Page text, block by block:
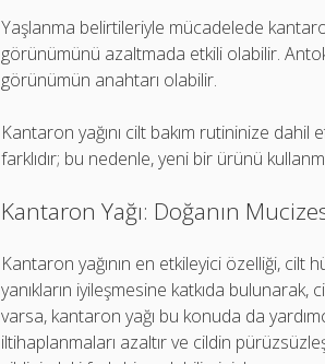
Yaşlanma belirtileriyle mücadelede
görünümünü azaltmada etkili olabilir.
görünümün anahtarı olabilir.
Kantaron yağını cilt bakım rutininize
farklıdır; bu nedenle, yeni bir ürünü
Kantaron Yağı: Doğanın
Kantaron yağının en etkileyici özelliği, cilt
yanıkların iyileşmesine katkıda
varsa, kantaron yağı bu konuda da
iltihaplanmaları azaltır ve cildin